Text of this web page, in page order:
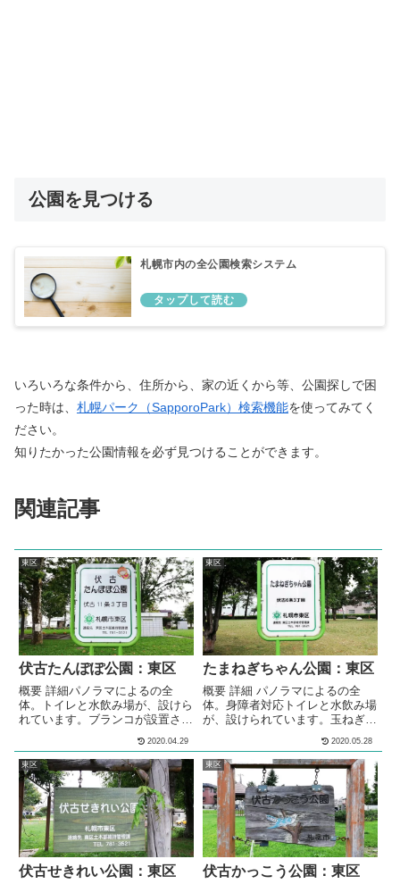
公園を見つける
札幌市内の全公園検索システム
いろいろな条件から、住所から、家の近くから等、公園探しで困
った時は、 札幌パーク（SapporoPark）検索機能を使ってみてく
ださい。
知りたかった公園情報を必ず見つけることができます。
関連記事
東区
伏古たんぽぽ公園：東区
概要 詳細パノラマによるの全
体。トイレと水飲み場が、設けら
れています。ブランコが設置され
います。回転ジャングルジムが設
置されています。シーソーが設置
されています。3段階の高さの鉄
棒が設置されています。砂場が設
けられています。砂場の脇には、
ベンチが設置されています。芝に
よる多目的な利用が出来る広場が
設けられています。広場には、2
メートルほどの高さの山が作られ
ています。冬...
2020.04.29
東区
たまねぎちゃん公園：東区
概要 詳細 パノラマによるの全
体。身障者対応トイレと水飲み場
が、設けられています。玉ねぎ型
れています。ブランコが設置され
ています。シーソーが設置されて
います。4段階の高さの鉄棒が設
置されています。砂場が設けられ
ています。芝による多目的な利用
が出来る広場が設けられていま
す。木陰による休憩スペースが設
けられています。休憩スペースに
は、ベンチが設置されています。
玉ねぎ型のベ...
2020.05.28
東区
伏古せきれい公園：東区
東区
伏古かっこう公園：東区